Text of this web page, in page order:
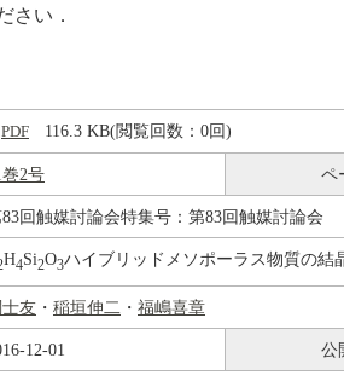
さい．
PDF 116.3 KB(閲覧回数：0回)
巻2号 ペ
回触媒討論会特集号：第83回触媒討論会
H4Si2O3ハイブリッドメソポーラス物質の結
士友 ・ 稲垣伸二 ・ 福嶋喜章
12-01 公